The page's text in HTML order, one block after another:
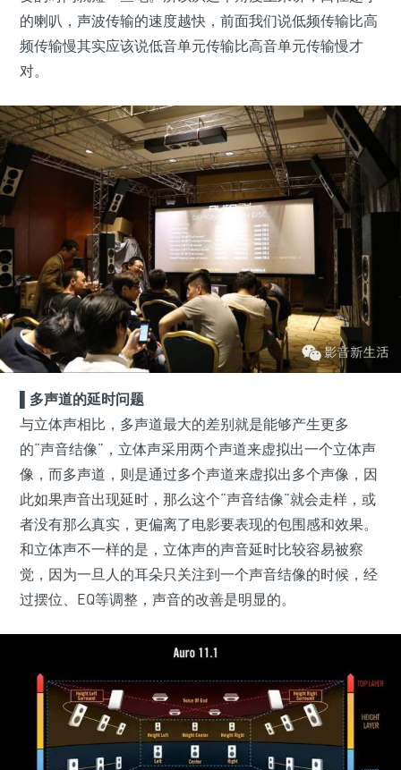
的喇叭，声波传输的速度越快，前面我们说低频传输比高
频传输慢其实应该说低音单元传输比高音单元传输慢才
对。
多声道的延时问题
与立体声相比，多声道最大的差别就是能够产生更多
的“声音结像”，立体声采用两个声道来虚拟出一个立体声
像，而多声道，则是通过多个声道来虚拟出多个声像，因
此如果声音出现延时，那么这个“声音结像”就会走样，或
者没有那么真实，更偏离了电影要表现的包围感和效果。
和立体声不一样的是，立体声的声音延时比较容易被察
觉，因为一旦人的耳朵只关注到一个声音结像的时候，经
过摆位、EQ等调整，声音的改善是明显的。